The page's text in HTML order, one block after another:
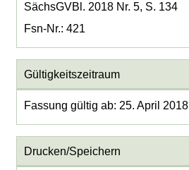
SächsGVBl. 2018 Nr. 5, S. 134
Fsn-Nr.: 421
Gültigkeitszeitraum
Fassung gültig ab: 25. April 2018
Drucken/Speichern